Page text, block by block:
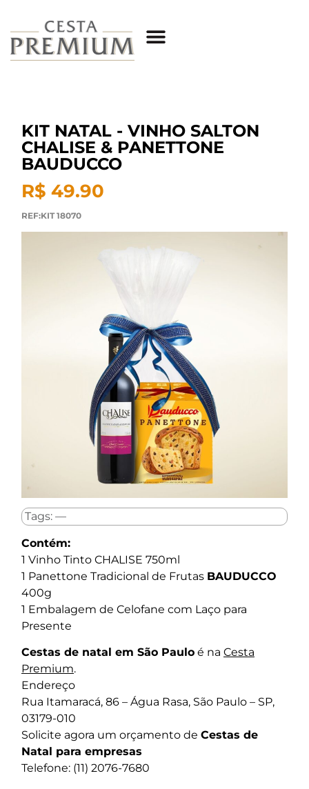
KIT NATAL - VINHO SALTON
CHALISE & PANETTONE
BAUDUCCO
R$ 49.90
REF:KIT 18070
Tags: —
Contém:
1 Vinho Tinto CHALISE 750ml
1 Panettone Tradicional de Frutas BAUDUCCO
400g
1 Embalagem de Celofane com Laço para
Presente
Cestas de natal em São Paulo é na Cesta
Premium.
Endereço
Rua Itamaracá, 86 – Água Rasa, São Paulo – SP,
03179-010
Solicite agora um orçamento de Cestas de
Natal para empresas
Telefone: (11) 2076-7680